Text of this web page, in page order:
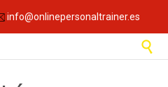
info@onlinepersonaltrainer.es
